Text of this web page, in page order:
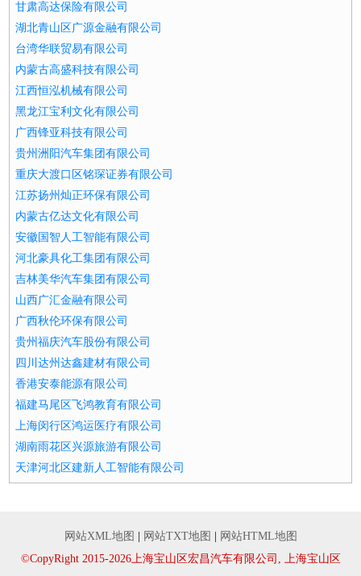
甘肃高达保险有限公司
湖北青山区广源金融有限公司
台湾华联贸易有限公司
内蒙古高盛科技有限公司
江西恒泓机械有限公司
黑龙江宝利文化有限公司
广西锋亚科技有限公司
贵州洲阳汽车集团有限公司
重庆大渡口区铭琛证券有限公司
江苏扬州灿正环保有限公司
内蒙古亿达文化有限公司
安徽国智人工智能有限公司
河北豪具化工集团有限公司
吉林美华汽车集团有限公司
山西广汇金融有限公司
广西秋伦环保有限公司
贵州福庆汽车股份有限公司
四川达州达鑫建材有限公司
香港安泰能源有限公司
福建马尾区飞鸿教育有限公司
上海闵行区鸿运医疗有限公司
湖南雨花区兴源旅游有限公司
天津河北区建新人工智能有限公司
网站XML地图 网站TXT地图
网站HTML地图
©CopyRight 2015-2026上海宝山区宏昌汽车有限公司, 上海宝山区